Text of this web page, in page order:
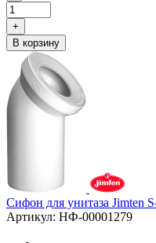
+
В корзину
Сифон для унитаза Jimten
Артикул: НФ-00001279